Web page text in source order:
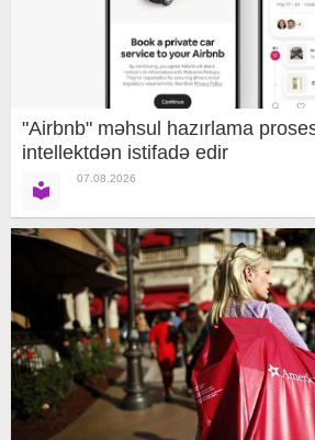
"Airbnb" məhsul hazırlama
intellektdən istifadə edir
07.08.2026